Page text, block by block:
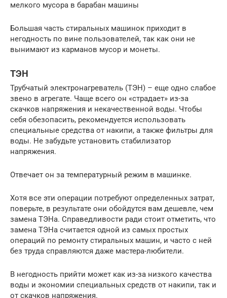
мелкого мусора в барабан машины
Большая часть стиральных машинок приходит в
негодность по вине пользователей, так как они не
вынимают из карманов мусор и монеты.
ТЭН
Трубчатый электронагреватель (ТЭН) – еще одно слабое
звено в агрегате. Чаще всего он «страдает» из-за
скачков напряжения и некачественной воды. Чтобы
себя обезопасить, рекомендуется использовать
специальные средства от накипи, а также фильтры для
воды. Не забудьте установить стабилизатор
напряжения.
Отвечает он за температурный режим в машинке.
Хотя все эти операции потребуют определенных затрат,
поверьте, в результате они обойдутся вам дешевле, чем
замена ТЭНа. Справедливости ради стоит отметить, что
замена ТЭНа считается одной из самых простых
операций по ремонту стиральных машин, и часто с ней
без труда справляются даже мастера-любители.
В негодность прийти может как из-за низкого качества
воды и экономии специальных средств от накипи, так и
от скачков напряжения.